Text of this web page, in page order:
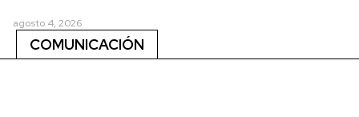
agosto 4, 2026
COMUNICACIÓN